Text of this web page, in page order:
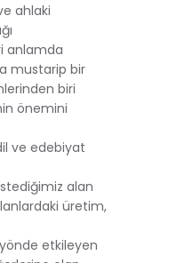
ahlaki
anlamda
mustarip bir
biri
önemini
ve edebiyat
alan
üretim,
etkileyen